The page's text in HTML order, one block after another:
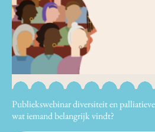
Publiekswebinar diversiteit en
wat iemand belangrijk vindt?